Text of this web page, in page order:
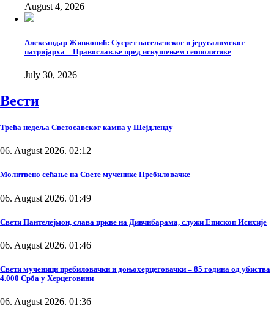
August 4, 2026
Александар Живковић: Сусрет васељенског и јерусалимског
патријарха – Православље пред искушењем геополитике
July 30, 2026
Вести
Трећа недеља Светосавског кампа у Шејдленду
06. August 2026. 02:12
Молитвено сећање на Свете мученике Пребиловачке
06. August 2026. 01:49
Свети Пантелејмон, слава цркве на Дивчибарама, служи Епископ Исихије
06. August 2026. 01:46
Свети мученици пребиловачки и доњохерцеговачки – 85 година од убиства
4.000 Срба у Херцеговини
06. August 2026. 01:36